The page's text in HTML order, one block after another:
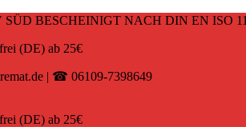
BESCHEINIGT NACH DIN EN ISO
(DE) ab 25€
| ☎ 06109-7398649
(DE) ab 25€